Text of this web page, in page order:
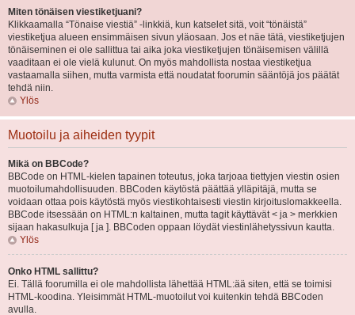
Miten tönäisen viestiketjuani?
Klikkaamalla “Tönaise viestiä” -linkkiä, kun katselet sitä, voit “tönäistä”
viestiketjua alueen ensimmäisen sivun yläosaan. Jos et näe tätä, viestiketjujen
tönäiseminen ei ole sallittua tai aika joka viestiketjujen tönäisemisen välillä
vaaditaan ei ole vielä kulunut. On myös mahdollista nostaa viestiketjua
vastaamalla siihen, mutta varmista että noudatat foorumin sääntöjä jos päätät
tehdä niin.
Ylös
Muotoilu ja aiheiden tyypit
Mikä on BBCode?
BBCode on HTML-kielen tapainen toteutus, joka tarjoaa tiettyjen viestin osien
muotoilumahdollisuuden. BBCoden käytöstä päättää ylläpitäjä, mutta se
voidaan ottaa pois käytöstä myös viestikohtaisesti viestin kirjoituslomakkeella.
BBCode itsessään on HTML:n kaltainen, mutta tagit käyttävät < ja > merkkien
sijaan hakasulkuja [ ja ]. BBCoden oppaan löydät viestinlähetyssivun kautta.
Ylös
Onko HTML sallittu?
Ei. Tällä foorumilla ei ole mahdollista lähettää HTML:ää siten, että se toimisi
HTML-koodina. Yleisimmät HTML-muotoilut voi kuitenkin tehdä BBCoden
avulla.